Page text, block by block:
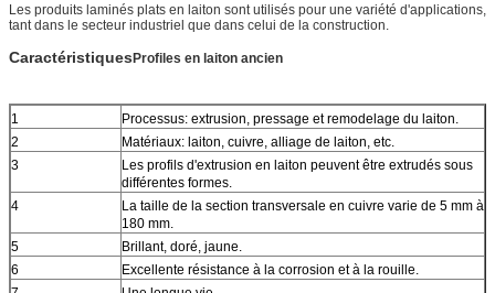
Les produits laminés plats en laiton sont utilisés pour une variété d'applications,
tant dans le secteur industriel que dans celui de la construction.
CaractéristiquesProfiles en laiton ancien
1
Processus: extrusion, pressage et remodelage du laiton.
2
Matériaux: laiton, cuivre, alliage de laiton, etc.
3
Les profils d'extrusion en laiton peuvent être extrudés sous
différentes formes.
4
La taille de la section transversale en cuivre varie de 5 mm à
180 mm.
5
Brillant, doré, jaune.
6
Excellente résistance à la corrosion et à la rouille.